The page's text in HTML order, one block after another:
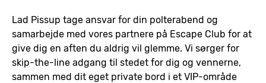
Lad Pissup tage ansvar for din polterabend og
samarbejde med vores partnere på Escape Club for at
give dig en aften du aldrig vil glemme. Vi sørger for
skip-the-line adgang til stedet for dig og vennerne,
sammen med dit eget private bord i et VIP-område